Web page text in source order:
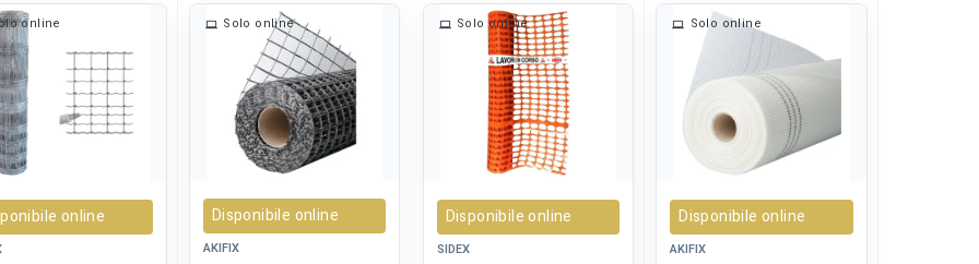
online
online
Solo online
Disponibile online
AKIFIX
Solo online
Disponibile online
SIDEX
Solo online
Disponibile online
AKIFIX